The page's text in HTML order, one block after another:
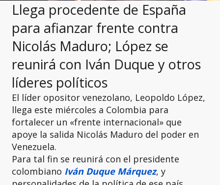
Llega procedente de España
para afianzar frente contra
Nicolás Maduro; López se
reunirá con Iván Duque y otros
líderes políticos
El líder opositor venezolano, Leopoldo López,
llega este miércoles a Colombia para
fortalecer un «frente internacional» que
apoye la salida Nicolás Maduro del poder en
Venezuela.
Para tal fin se reunirá con el presidente
colombiano Iván Duque Márquez, y